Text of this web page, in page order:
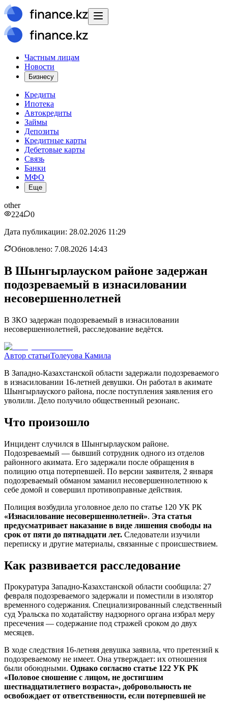
Частным лицам
Новости
Бизнесу
Кредиты
Ипотека
Автокредиты
Займы
Депозиты
Кредитные карты
Дебетовые карты
Связь
Банки
МФО
Еще
other
224
0
Дата публикации: 28.02.2026 11:29
Обновлено: 7.08.2026 14:43
В Шынгырлауском районе задержан
подозреваемый в изнасиловании
несовершеннолетней
В ЗКО задержан подозреваемый в изнасиловании
несовершеннолетней, расследование ведётся.
Автор статьиТолеуова Камила
В Западно-Казахстанской области задержали подозреваемого
в изнасиловании 16-летней девушки. Он работал в акимате
Шынгырлауского района, после поступления заявления его
уволили. Дело получило общественный резонанс.
Что произошло
Инцидент случился в Шынгырлауском районе.
Подозреваемый — бывший сотрудник одного из отделов
районного акимата. Его задержали после обращения в
полицию отца потерпевшей. По версии заявителя, 2 января
подозреваемый обманом заманил несовершеннолетнюю к
себе домой и совершил противоправные действия.
Полиция возбудила уголовное дело по статье 120 УК РК
«Изнасилование несовершеннолетней». Эта статья
предусматривает наказание в виде лишения свободы на
срок от пяти до пятнадцати лет. Следователи изучили
переписку и другие материалы, связанные с происшествием.
Как развивается расследование
Прокуратура Западно-Казахстанской области сообщила: 27
февраля подозреваемого задержали и поместили в изолятор
временного содержания. Специализированный следственный
суд Уральска по ходатайству надзорного органа избрал меру
пресечения — содержание под стражей сроком до двух
месяцев.
В ходе следствия 16-летняя девушка заявила, что претензий к
подозреваемому не имеет. Она утверждает: их отношения
были обоюдными. Однако согласно статье 122 УК РК
«Половое сношение с лицом, не достигшим
шестнадцатилетнего возраста», добровольность не
освобождает от ответственности, если потерпевшей не